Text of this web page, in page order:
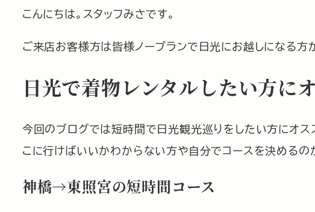
こんにちは。スタッフみさです。
ご来店お客様方は皆様ノープランで日光にお越しになる方
日光で着物レンタルしたい方に
今回のブログでは短時間で日光観光巡りをしたい方にオ
こに行けばいいかわからない方や自分でコースを決めるの
神橋→東照宮の短時間コース